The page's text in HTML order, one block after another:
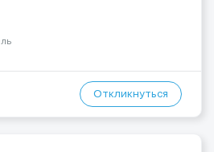
опытом и портфолио.
оснований ...
Откликнуться